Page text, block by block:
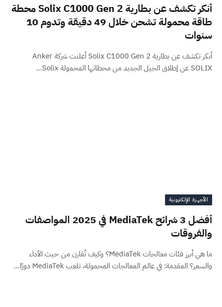
أنكر تكشف عن بطارية Solix C1000 Gen 2 محطة
طاقة محمولة تشحن خلال 49 دقيقة وتدوم 10
سنوات
أنكر تكشف عن بطارية Solix C1000 Gen 2 أعلنت شركة Anker
SOLIX عن إطلاق الجيل الجديد من محطاتها المحمولة Solix…
الأجهزة الإلكترونية
أفضل 3 شرائح MediaTek في 2025 المواصفات
والفروقات
ما هي أبرز فئات معالجات MediaTek؟ وكيف تُقارن من حيث الأداء
والسعر؟ المقدمة: في عالم المعالجات المحمولة، تلعب MediaTek دورًا…